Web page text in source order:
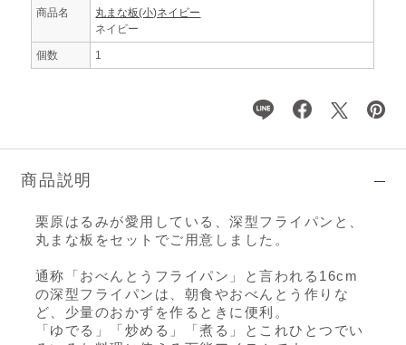
商品名
丸まな板(小)ネイビー
ネイビー
個数 1
商品説明
栗原はるみが愛用している、深型フライパンと、
丸まな板をセットでご用意しました。
通称「おべんとうフライパン」と言われる16cm
の深型フライパンは、 朝食やおべんとう作りな
ど、少量のおかずを作るときに便利。
「ゆでる」「炒める」「煮る」とこれひとつでい